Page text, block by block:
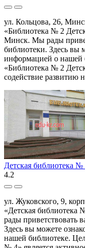
ул. Кольцова, 26,
«Библиотека № 2
Минск. Мы рады
библиотеки. Здесь вы
информацией о нашей
«Библиотека № 2
содействие развитию
Детская библиотека №
4.2
ул. Жуковского, 9,
«Детская
рады приветствовать
Здесь вы можете
нашей библиотеке.